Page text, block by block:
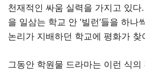
천재적인 싸움 실력을 가지고 있다
을 일삼는 학교 안 ‘빌런’들을 하나
논리가 지배하던 학교에 평화가 찾
그동안 학원물 드라마는 이런 식의